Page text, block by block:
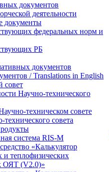
документов
деятельности
документы
федеральных норм и
РБ
документов
/ Translations in English
совет
Научно-технического
техническом совете
совета
система RIS-M
«Калькулятор
и теплофизических
ОЯТ (V2.0)»